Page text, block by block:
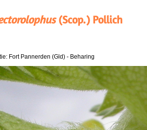
(Scop.) Pollich
Fort Pannerden (Gld) - Beharing